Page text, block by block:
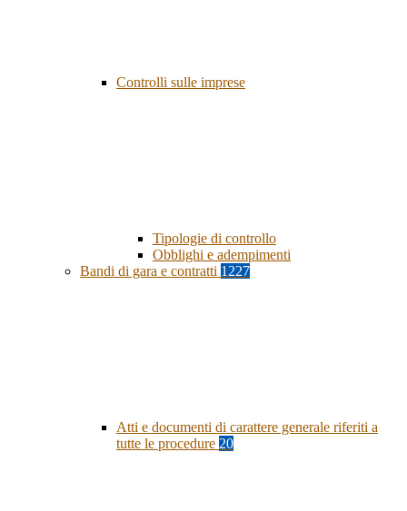
Controlli sulle imprese
Tipologie di controllo
Obblighi e adempimenti
Bandi di gara e contratti 1227
Atti e documenti di carattere generale riferiti a
tutte le procedure 20